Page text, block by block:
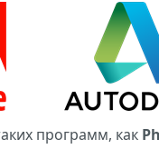
программ, как